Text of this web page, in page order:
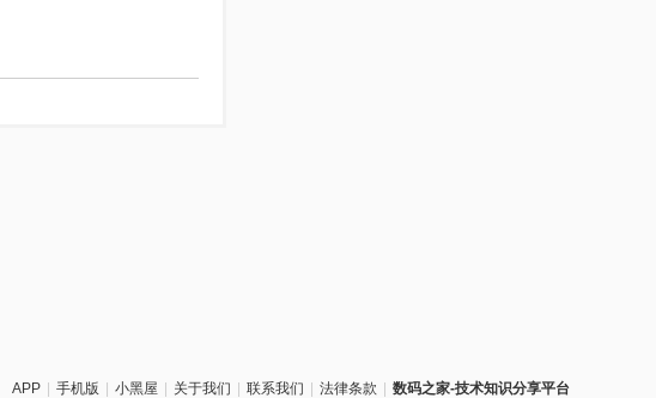
APP 手机版 小黑屋 关于我们 联系我们 法律条款 数码之家-技术知识分享平台